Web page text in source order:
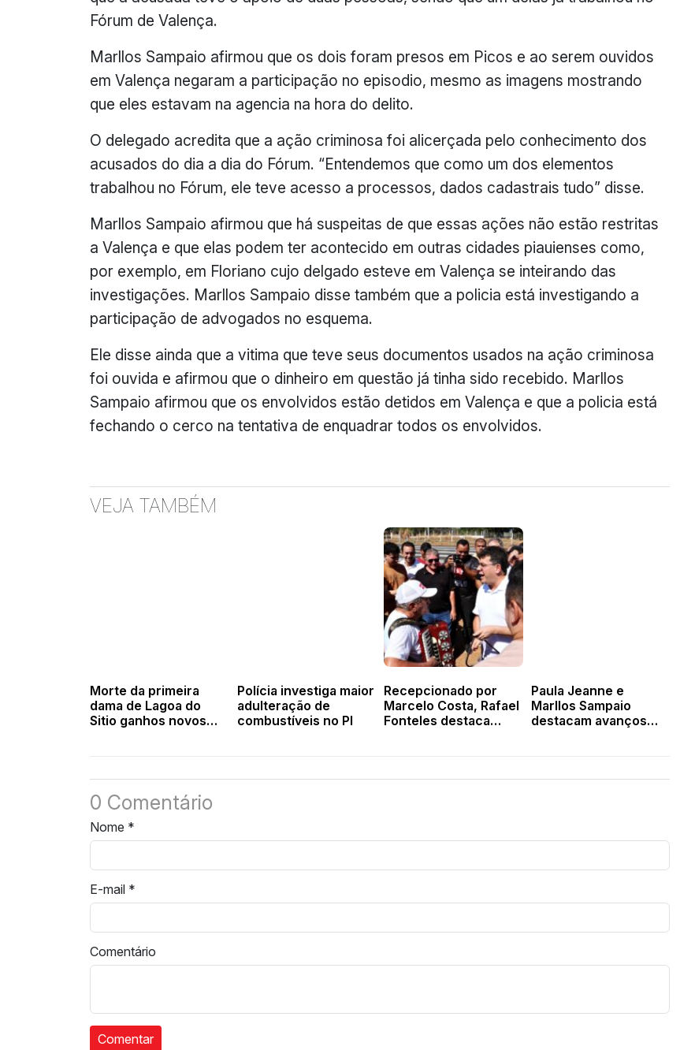
Fórum de Valença.
Marllos Sampaio afirmou que os dois foram presos em Picos e ao serem ouvidos
em Valença negaram a participação no episodio, mesmo as imagens mostrando
que eles estavam na agencia na hora do delito.
O delegado acredita que a ação criminosa foi alicerçada pelo conhecimento dos
acusados do dia a dia do Fórum. “Entendemos que como um dos elementos
trabalhou no Fórum, ele teve acesso a processos, dados cadastrais tudo” disse.
Marllos Sampaio afirmou que há suspeitas de que essas ações não estão restritas
a Valença e que elas podem ter acontecido em outras cidades piauienses como,
por exemplo, em Floriano cujo delgado esteve em Valença se inteirando das
investigações. Marllos Sampaio disse também que a policia está investigando a
participação de advogados no esquema.
Ele disse ainda que a vitima que teve seus documentos usados na ação criminosa
foi ouvida e afirmou que o dinheiro em questão já tinha sido recebido. Marllos
Sampaio afirmou que os envolvidos estão detidos em Valença e que a policia está
fechando o cerco na tentativa de enquadrar todos os envolvidos.
VEJA TAMBÉM
Morte da primeira
dama de Lagoa do
Sitio ganhos novos
Polícia investiga maior
adulteração de
combustíveis no PI
Recepcionado por
Marcelo Costa, Rafael
Fonteles destaca
Paula Jeanne e
Marllos Sampaio
destacam avanços
0 Comentário
Nome *
E-mail *
Comentário